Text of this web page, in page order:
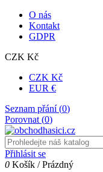
O nás
Kontakt
GDPR
CZK Kč
CZK Kč
EUR €
Seznam přání (0)
Porovnat (0)
Přihlásit se
0 Košík /Prázdný